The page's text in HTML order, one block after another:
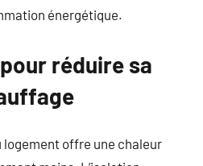
énergétique.
réduire sa
logement offre une chaleur